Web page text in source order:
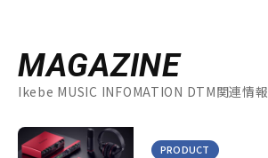
MAGAZINE
Ikebe MUSIC INFOMATION DTM関連情報
PRODUCT